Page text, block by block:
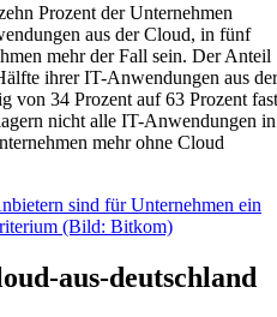
Prozent der Unternehmen
aus der Cloud, in fünf
mehr der Fall sein. Der Anteil
ihrer IT-Anwendungen aus
von 34 Prozent auf 63 Prozent
nicht alle IT-Anwendungen in
mehr ohne Cloud
aus-deutschland